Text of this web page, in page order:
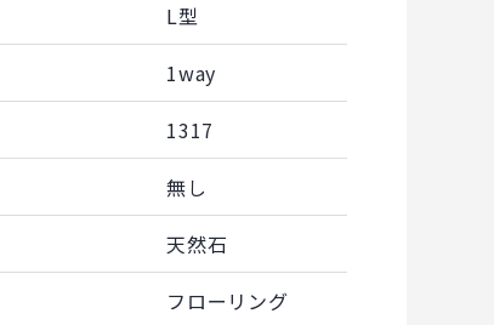
L型
1way
1317
無し
天然石
フローリング